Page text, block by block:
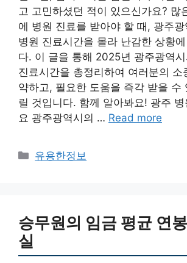
고 고민하셨던 적이 있으신가요? 많
에 병원 진료를 받아야 할 때, 광주
병원 진료시간을 몰라 난감한 상황
다. 이 글을 통해 2025년 광주광역
진료시간을 총정리하여 여러분의 소
약하고, 필요한 도움을 즉각 받을 수
릴 것입니다. 함께 알아봐요! 광주
요 광주광역시의 … Read more
Categories
유용한정보
승무원의 임금 평균 연
실